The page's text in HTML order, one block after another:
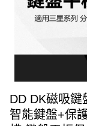
DD DK磁吸鍵
智能鍵盤+保